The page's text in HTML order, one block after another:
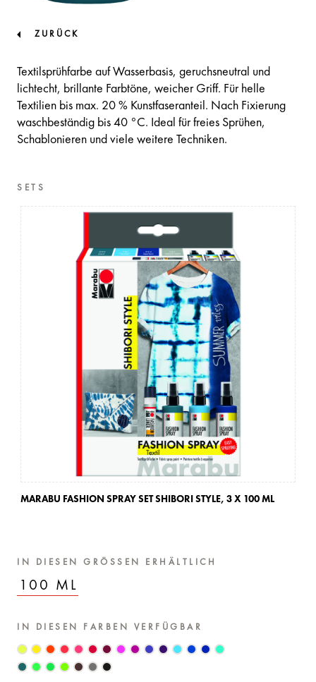
ZURÜCK
Textilsprühfarbe auf Wasserbasis, geruchsneutral und
lichtecht, brillante Farbtöne, weicher Griff. Für helle
Textilien bis max. 20 % Kunstfaseranteil. Nach Fixierung
waschbeständig bis 40 °C. Ideal für freies Sprühen,
Schablonieren und viele weitere Techniken.
SETS
MARABU FASHION SPRAY SET SHIBORI STYLE, 3 X 100 ML
IN DIESEN GRÖSSEN ERHÄLTLICH
100 ML
IN DIESEN FARBEN VERFÜGBAR